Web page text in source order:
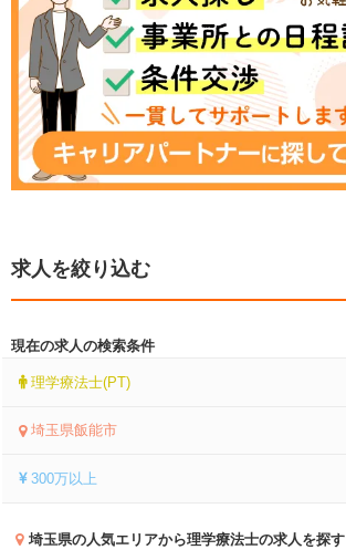
求人を絞り込む
現在の求人の検索条件
理学療法士(PT)
埼玉県飯能市
300万以上
埼玉県の人気エリアから理学療法士の求人を探す